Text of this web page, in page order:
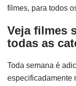
filmes, para todos
Veja filmes
todas as
Toda semana é
especificadamente